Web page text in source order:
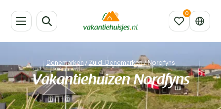
Denemarken / Zuid-Denemarken/Nordfyns
Vakantiehuizen Nordfyns